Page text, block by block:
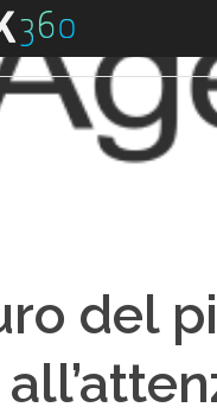
del